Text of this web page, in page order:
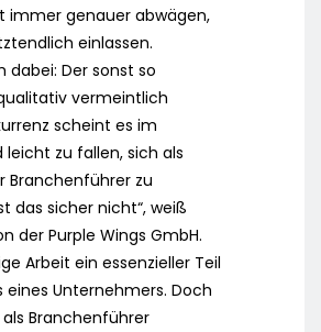
immer genauer abwägen,
einlassen.
dabei: Der sonst so
vermeintlich
scheint es im
leicht zu fallen, sich als
Branchenführer zu
das sicher nicht“, weiß
der Purple Wings GmbH.
Arbeit ein essenzieller Teil
eines Unternehmers. Doch
Branchenführer